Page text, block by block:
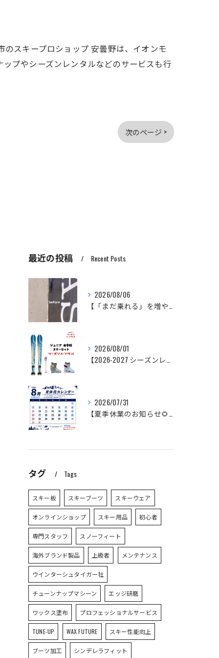
スキープロショップ 安曇野は、イオンモ
プやシーズンレンタルなどのサービスも行
次のページ >
最近の投稿 Recent Posts
2026/08/06
【「まだ乗れる」を増やしたい。
2026/08/01
【2026-2027 シーズンレンタル予約受付スタート！】
2026/07/31
【夏季休業のお知らせ🌻】
タグ Tags
スキー板 スキーブーツ スキーウェア
オンラインショップ スキー用品 初心者
専門スタッフ スノーフィート
海外ブランド製品 上級者 メンテナンス
ウインターシュタイガー社
チューンナップマシーン エッジ研磨
ワックス塗布 プロフェッショナルサービス
TUNE-UP WAX FUTURE スキー性能向上
ブーツ加工 シンデレラフィット